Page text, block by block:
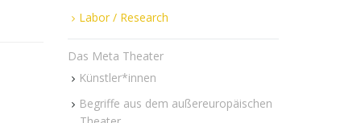
Labor / Research
Das Meta Theater
Künstler*innen
Begriffe aus dem außereuropäischen